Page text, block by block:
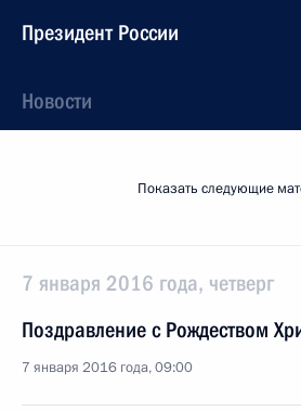
Президент России
Новости
Показать следующие
7 января 2016 года, четверг
Поздравление с Рождеством
7 января 2016 года, 09:00